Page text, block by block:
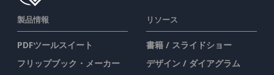
製品情報
PDFツールスイート
フリップブック・メーカー
リソース
書籍 / スライドショー
デザイン / ダイアグラム